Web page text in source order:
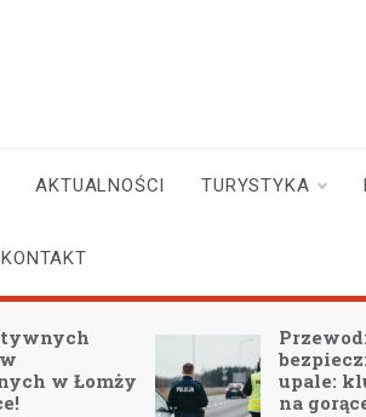
AKTUALNOŚCI TURYSTYKA
KONTAKT
Przewodnik po
bezpiecznej jeździe w
upale: kluczowe porady
na gorące dni